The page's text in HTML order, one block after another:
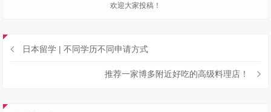
欢迎大家投稿！
日本留学 | 不同学历不同申请方式
推荐一家博多附近好吃的高级料理店！